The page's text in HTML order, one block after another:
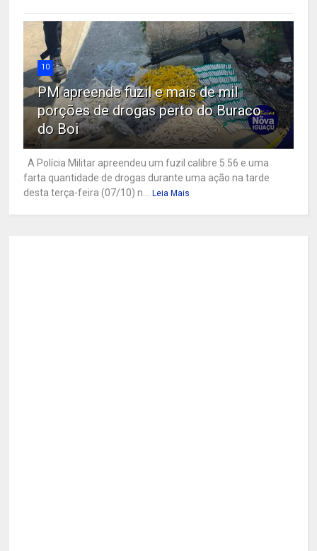
10
PM apreende fuzil e mais de mil
porções de drogas perto do Buraco
do Boi
A Polícia Militar apreendeu um fuzil calibre 5.56 e uma
farta quantidade de drogas durante uma ação na tarde
desta terça-feira (07/10) n... Leia Mais